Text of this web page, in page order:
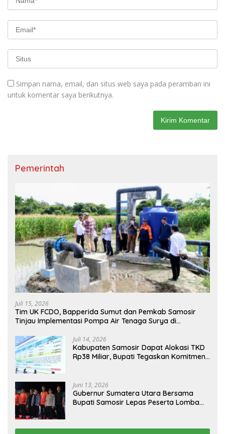
Simpan nama, email, dan situs web saya pada peramban ini
untuk komentar saya berikutnya.
Pemerintah
Juli 15, 2026
Tim UK FCDO, Bapperida Sumut dan Pemkab Samosir
Tinjau Implementasi Pompa Air Tenaga Surya di
Juli 14, 2026
Kabupaten Samosir Dapat Alokasi TKD
Rp38 Miliar, Bupati Tegaskan Komitmen
Juni 13, 2026
Gubernur Sumatera Utara Bersama
Bupati Samosir Lepas Peserta Lomba